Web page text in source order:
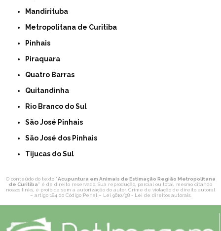
Mandirituba
Metropolitana de Curitiba
Pinhais
Piraquara
Quatro Barras
Quitandinha
Rio Branco do Sul
São José Pinhais
São José dos Pinhais
Tijucas do Sul
O conteúdo do texto "Acupuntura em Animais de Estimação Região Metropolitana
de Curitiba" é de direito reservado. Sua reprodução, parcial ou total, mesmo citando
nossos links, é proibida sem a autorização do autor. Crime de violação de direito autoral
– artigo 184 do Código Penal – Lei 9610/98 - Lei de direitos autorais.